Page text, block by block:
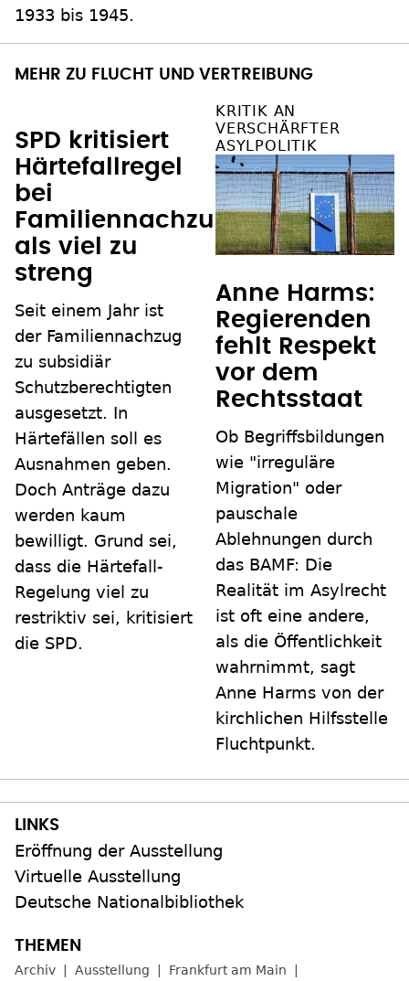
1933 bis 1945.
MEHR ZU FLUCHT UND VERTREIBUNG
SPD kritisiert
Härtefallregel
bei
Familiennachzug
als viel zu
streng
Seit einem Jahr ist
der Familiennachzug
zu subsidiär
Schutzberechtigten
ausgesetzt. In
Härtefällen soll es
Ausnahmen geben.
Doch Anträge dazu
werden kaum
bewilligt. Grund sei,
dass die Härtefall-
Regelung viel zu
restriktiv sei, kritisiert
die SPD.
KRITIK AN
VERSCHÄRFTER
ASYLPOLITIK
Anne Harms:
Regierenden
fehlt Respekt
vor dem
Rechtsstaat
Ob Begriffsbildungen
wie "irreguläre
Migration" oder
pauschale
Ablehnungen durch
das BAMF: Die
Realität im Asylrecht
ist oft eine andere,
als die Öffentlichkeit
wahrnimmt, sagt
Anne Harms von der
kirchlichen Hilfsstelle
Fluchtpunkt.
Eröffnung der Ausstellung
Virtuelle Ausstellung
Deutsche Nationalbibliothek
Archiv Ausstellung
Frankfurt am Main